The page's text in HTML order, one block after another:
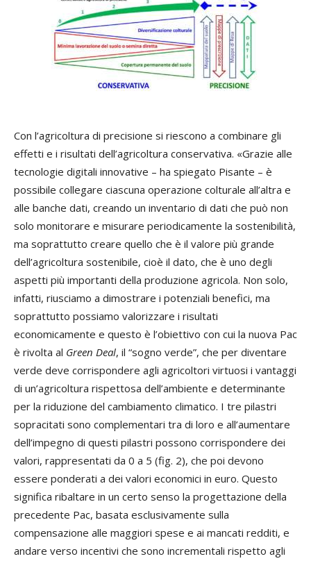
Con l’agricoltura di precisione si riescono a combinare gli
effetti e i risultati dell’agricoltura conservativa. «Grazie alle
tecnologie digitali innovative – ha spiegato Pisante – è
possibile collegare ciascuna operazione colturale all’altra e
alle banche dati, creando un inventario di dati che può non
solo monitorare e misurare periodicamente la sostenibilità,
ma soprattutto creare quello che è il valore più grande
dell’agricoltura sostenibile, cioè il dato, che è uno degli
aspetti più importanti della produzione agricola. Non solo,
infatti, riusciamo a dimostrare i potenziali benefici, ma
soprattutto possiamo valorizzare i risultati
economicamente e questo è l’obiettivo con cui la nuova Pac
è rivolta al Green Deal, il “sogno verde”, che per diventare
verde deve corrispondere agli agricoltori virtuosi i vantaggi
di un’agricoltura rispettosa dell’ambiente e determinante
per la riduzione del cambiamento climatico. I tre pilastri
sopracitati sono complementari tra di loro e all’aumentare
dell’impegno di questi pilastri possono corrispondere dei
valori, rappresentati da 0 a 5 (fig. 2), che poi devono
essere ponderati a dei valori economici in euro. Questo
significa ribaltare in un certo senso la progettazione della
precedente Pac, basata esclusivamente sulla
compensazione alle maggiori spese e ai mancati redditi, e
andare verso incentivi che sono incrementali rispetto agli